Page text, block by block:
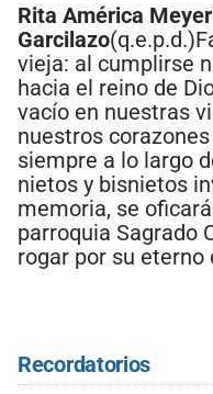
Rita América
Garcilazo
vieja: al cumplirse
hacia el reino de
vacío en nuestras
nuestros
siempre a lo largo
nietos y bisnietos
memoria, se
parroquia Sagrado
rogar por su eterno
Recordatorios